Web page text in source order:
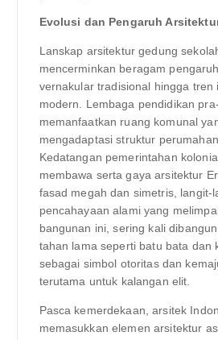
Evolusi dan Pengaruh
Lanskap arsitektur gedung
mencerminkan beragam
vernakular tradisional hingga tren
modern. Lembaga pendidikan
memanfaatkan ruang komunal
mengadaptasi struktur
Kedatangan pemerintahan
membawa serta gaya arsitektur
fasad megah dan simetris, langit-
pencahayaan alami yang
bangunan ini, sering kali
tahan lama seperti batu bata dan
sebagai simbol otoritas dan
terutama untuk kalangan elit.
Pasca kemerdekaan, arsitek
memasukkan elemen arsitektur